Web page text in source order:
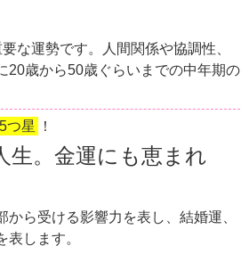
な運勢です。人間関係や協調性、
20歳から50歳ぐらいまでの中年期の
5つ星 ！
生。金運にも恵まれ
ら受ける影響力を表し、結婚運、
します。